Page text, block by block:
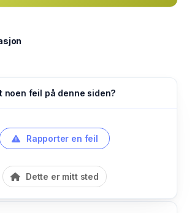
noen feil på denne siden?
Rapporter en feil
Dette er mitt sted